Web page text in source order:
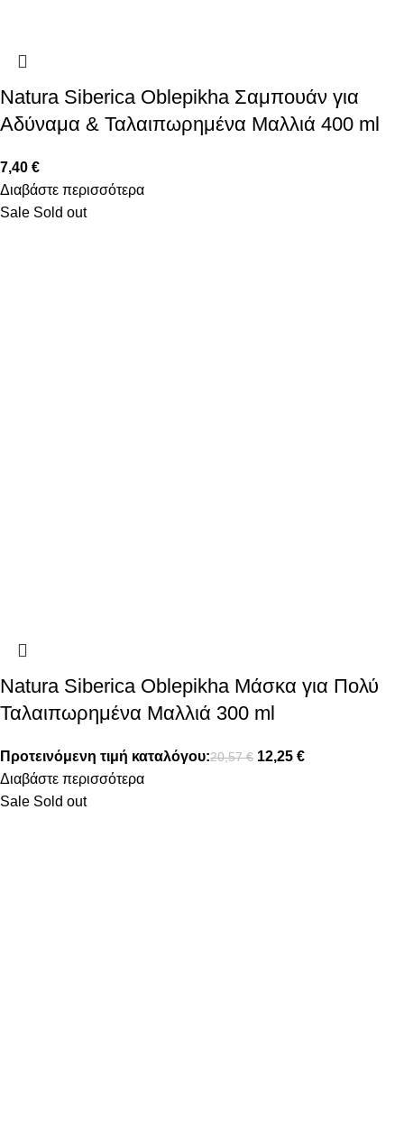
Natura Siberica Oblepikha Σαμπουάν για
Αδύναμα & Ταλαιπωρημένα Μαλλιά 400 ml
7,40 €
Διαβάστε περισσότερα
Sale Sold out
Natura Siberica Oblepikha Μάσκα για Πολύ
Ταλαιπωρημένα Μαλλιά 300 ml
Προτεινόμενη τιμή καταλόγου:20,57€ 12,25 €
Διαβάστε περισσότερα
Sale Sold out